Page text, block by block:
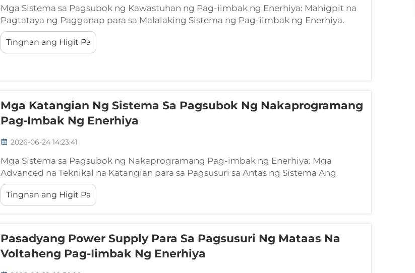
Mga Sistema sa Pagsubok ng Kawastuhan ng Pag-iimbak ng Enerhiya: Mahigpit na
Pagtataya ng Pagganap para sa Malalaking Sistema ng Pag-iimbak ng Enerhiya.
Pangkalahatang Panorama ng Pagpapatunay ng Kawastuhan sa Antas ng Sistema.
Ang mga sistema sa pagsubok ng kawastuhan ng pag-iimbak ng enerhiya ay
idinisenyo para sa komprehensibong pagtataya ng pagganap at hi...
Tingnan ang Higit Pa
Mga Katangian Ng Sistema Sa Pagsubok Ng Nakaprogramang
Pag-Imbak Ng Enerhiya
2026-06-24 14:23:41
Mga Sistema sa Pagsubok ng Nakaprogramang Pag-imbak ng Enerhiya: Mga
Advanced na Teknikal na Katangian para sa Pagsusuri sa Antas ng Sistema Ang
mabilis na paglawak ng mga renewable energy na may sukat na utility at ang
mataas na voltage na grid integration ay lubos na binago kung paano sinusuri ang
mga electrical asset...
Tingnan ang Higit Pa
Pasadyang Power Supply Para Sa Pagsusuri Ng Mataas Na
Voltaheng Pag-Iimbak Ng Enerhiya